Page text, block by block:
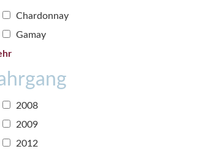
Chardonnay
Gamay
2008
2009
2012